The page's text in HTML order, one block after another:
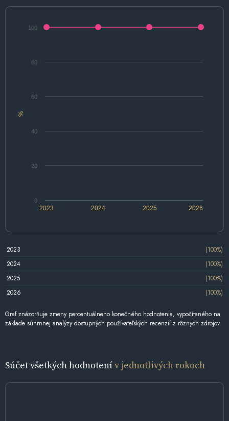
%
2024 2026
2023 2025
0
20
40
60
80
100
2023
(100%)
2024
(100%)
2025
(100%)
2026
(100%)
Graf znázorňuje zmeny percentuálneho konečného hodnotenia, vypočítaného na
základe súhrnnej analýzy dostupných používateľských recenzií z rôznych zdrojov.
Súčet všetkých hodnotenív jednotlivých rokoch